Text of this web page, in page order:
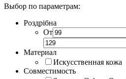
Выбор по параметрам:
Роздрібна
От
Материал
Искусственная кожа
Совместимость